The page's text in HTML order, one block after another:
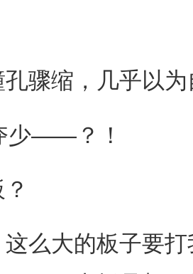
缩，几乎以为
——？！
大的板子要打